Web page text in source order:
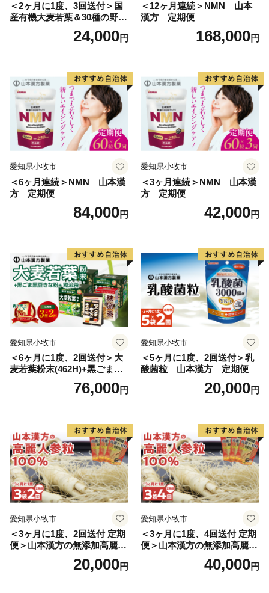
＜2ヶ月に1度、3回送付＞国
産有機大麦若葉＆30種の野
菜 山本漢方 定期便
24,000円
＜12ヶ月連続＞NMN 山本
漢方 定期便
168,000円
愛知県小牧市
＜6ヶ月連続＞NMN 山本漢
方 定期便
84,000円
愛知県小牧市
＜3ヶ月連続＞NMN 山本漢
方 定期便
42,000円
愛知県小牧市
＜6ヶ月に1度、2回送付＞大
麦若葉粉末(462H)+黒ごま黒
豆きな粉+ 糖流茶 山本漢
76,000円
愛知県小牧市
＜5ヶ月に1度、2回送付＞乳
酸菌粒 山本漢方 定期便
20,000円
愛知県小牧市
＜3ヶ月に1度、2回送付 定期
便＞山本漢方の無添加高麗人
20,000円
愛知県小牧市
＜3ヶ月に1度、4回送付 定期
便＞山本漢方の無添加高麗人
40,000円